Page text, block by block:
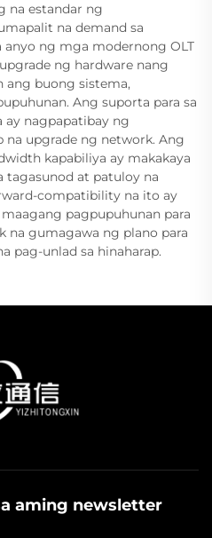
na estandar ng
na demand sa
ng mga modernong OLT
ng hardware nang
ang buong sistema,
Ang suporta para sa
nagpapatibay ng
na upgrade ng network. Ang
kapabiliya ay makakaya
tagasunod at patuloy na
compatibility na ito ay
pagpupuhunan para
na gumagawa ng plano para
pag-unlad sa hinaharap.
aming newsletter